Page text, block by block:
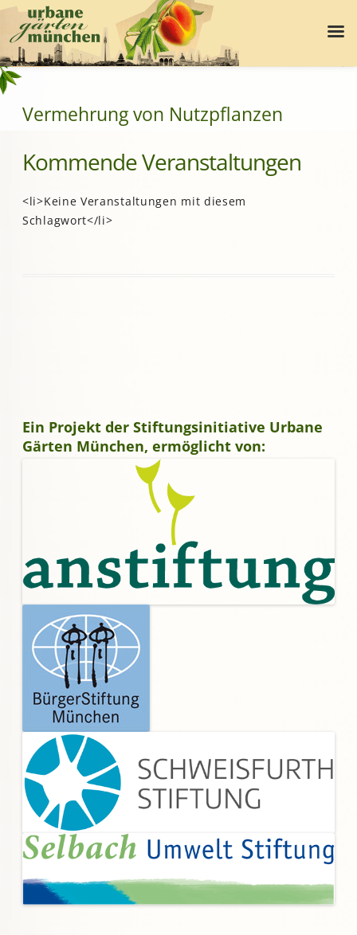
Vermehrung von Nutzpflanzen
Kommende Veranstaltungen
<li>Keine Veranstaltungen mit diesem
Schlagwort</li>
Ein Projekt der Stiftungsinitiative Urbane
Gärten München, ermöglicht von: